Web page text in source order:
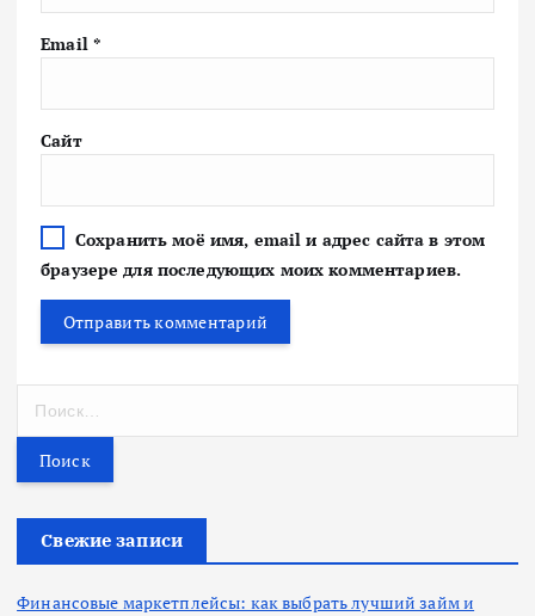
Email *
Сайт
Сохранить моё имя, email и адрес сайта в этом
браузере для последующих моих комментариев.
т
Свежие записи
Финансовые маркетплейсы: как выбрать лучший займ и